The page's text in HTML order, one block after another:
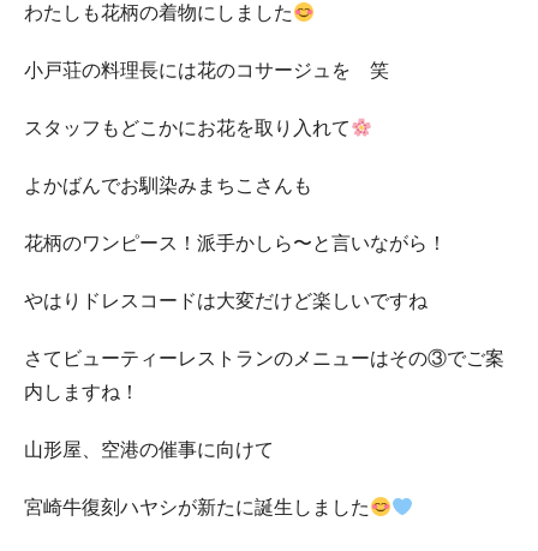
わたしも花柄の着物にしました
小戸荘の料理長には花のコサージュを 笑
スタッフもどこかにお花を取り入れて
よかばんでお馴染みまちこさんも
花柄のワンピース！派手かしら〜と言いながら！
やはりドレスコードは大変だけど楽しいですね
さてビューティーレストランのメニューはその③でご案
内しますね！
山形屋、空港の催事に向けて
宮崎牛復刻ハヤシが新たに誕生しました